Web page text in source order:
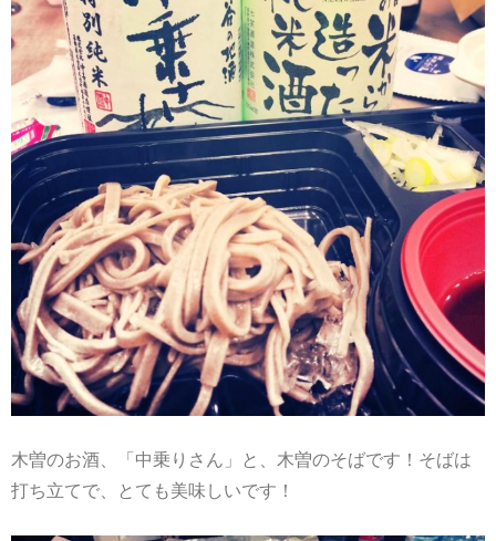
木曽のお酒、「中乗りさん」と、木曽のそばです！そばは
打ち立てで、とても美味しいです！